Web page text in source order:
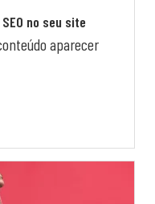
no seu site
aparecer